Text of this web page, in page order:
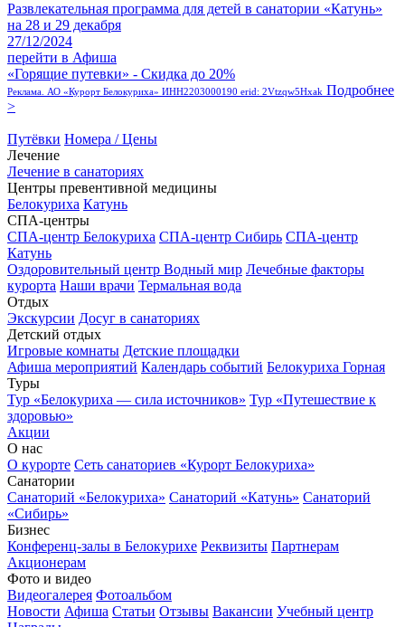
Развлекательная программа для детей в санатории «Катунь»
на 28 и 29 декабря
27/12/2024
перейти в Афиша
«Горящие путевки» - Скидка до 20%
Реклама. АО «Курорт Белокуриха» ИНН2203000190 erid: 2Vtzqw5Hxak Подробнее
>
Путёвки Номера / Цены
Лечение
Лечение в санаториях
Центры превентивной медицины
Белокуриха Катунь
СПА-центры
СПА-центр Белокуриха СПА-центр Сибирь СПА-центр
Катунь
Оздоровительный центр Водный мир Лечебные факторы
курорта Наши врачи Термальная вода
Отдых
Экскурсии Досуг в санаториях
Детский отдых
Игровые комнаты Детские площадки
Афиша мероприятий Календарь событий Белокуриха Горная
Туры
Тур «Белокуриха — сила источников» Тур «Путешествие к
здоровью»
Акции
О нас
О курорте Сеть санаториев «Курорт Белокуриха»
Санатории
Санаторий «Белокуриха» Санаторий «Катунь» Санаторий
«Сибирь»
Бизнес
Конференц-залы в Белокурихе Реквизиты Партнерам
Акционерам
Фото и видео
Видеогалерея Фотоальбом
Новости Афиша Статьи Отзывы Вакансии Учебный центр